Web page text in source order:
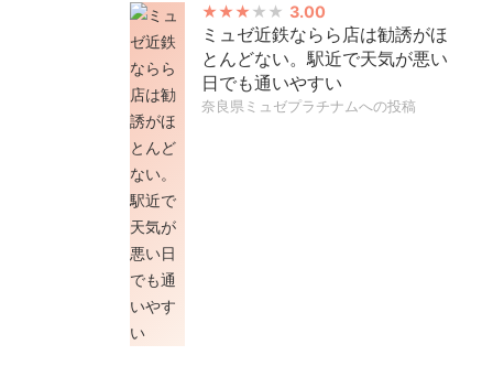
3.00
ミュゼ近鉄ならら店は勧誘がほ
とんどない。駅近で天気が悪い
日でも通いやすい
奈良県ミュゼプラチナムへの投稿